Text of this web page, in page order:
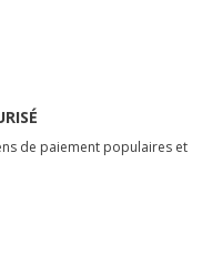
de paiement populaires et